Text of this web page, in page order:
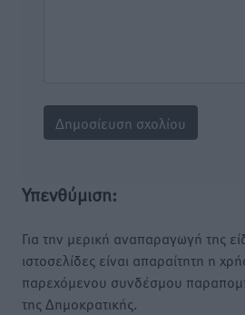
Υπενθύμιση:
Για την μερική αναπαραγωγή της
ιστοσελίδες είναι απαραίτητη η
παρεχόμενου συνδέσμου
της Δημοκρατικής.